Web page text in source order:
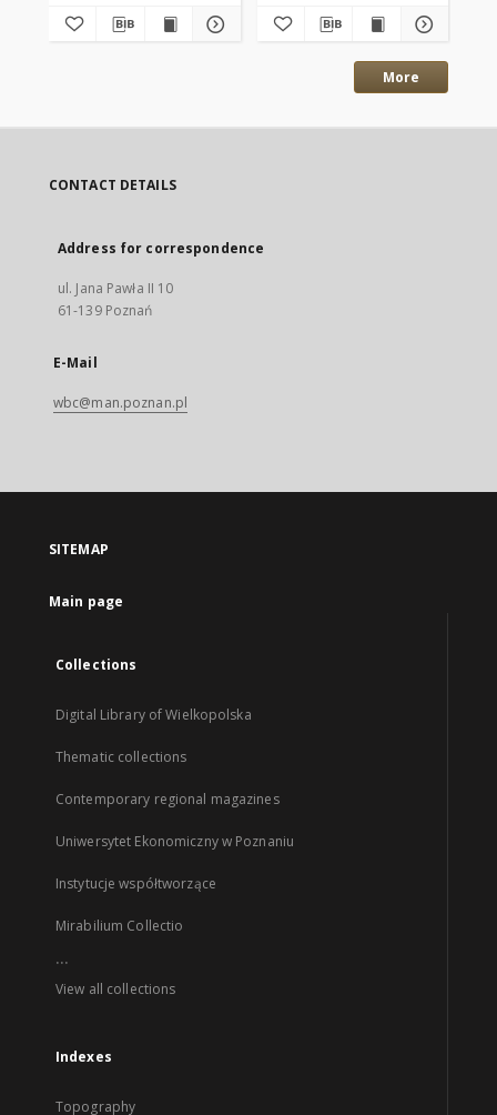
More
CONTACT DETAILS
Address for correspondence
ul. Jana Pawła II 10
61-139 Poznań
E-Mail
wbc@man.poznan.pl
SITEMAP
Main page
Collections
Digital Library of Wielkopolska
Thematic collections
Contemporary regional magazines
Uniwersytet Ekonomiczny w Poznaniu
Instytucje współtworzące
Mirabilium Collectio
...
View all collections
Indexes
Topography